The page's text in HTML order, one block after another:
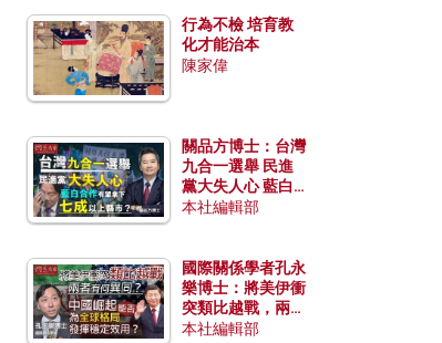
行為不檢 培育教
化才能治本
陳家偉
關品方博士：台灣
九合一選舉 民進
黨大失人心 藍白
合作有望拿下七成
本社編輯部
國際關係學者孔永
樂博士：將美伊衝
突類比越戰，兩者
有何異同？中國崛
本社編輯部